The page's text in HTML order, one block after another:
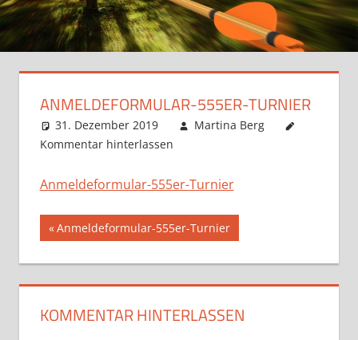
ANMELDEFORMULAR-555ER-TURNIER
31. Dezember 2019
Martina Berg
Kommentar hinterlassen
Anmeldeformular-555er-Turnier
Beitragsnavigation
Vorheriger
Beitrag:
Anmeldeformular-555er-Turnier
KOMMENTAR HINTERLASSEN